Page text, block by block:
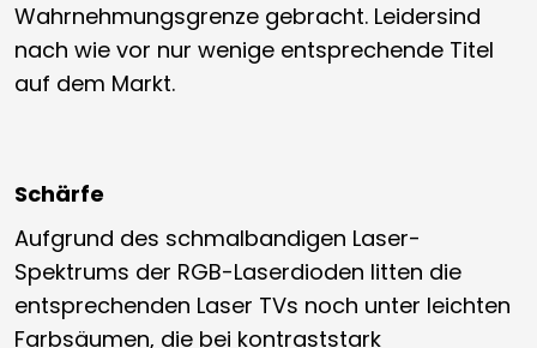
Wahrnehmungsgrenze gebracht. Leidersind
nach wie vor nur wenige entsprechende Titel
auf dem Markt.
Schärfe
Aufgrund des schmalbandigen Laser-
Spektrums der RGB-Laserdioden litten die
entsprechenden Laser TVs noch unter leichten
Farbsäumen, die bei kontraststark